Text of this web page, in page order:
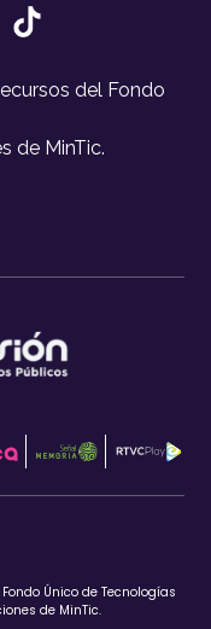
del Fondo
de MinTic.
Único de Tecnologías
de MinTic.